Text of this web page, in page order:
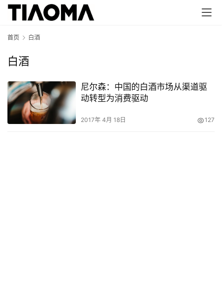
首页 白酒
白酒
尼尔森：中国的白酒市场从渠道驱
动转型为消费驱动
2017年 4月 18日 127